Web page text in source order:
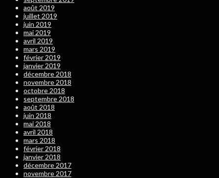
août 2019
juillet 2019
juin 2019
mai 2019
avril 2019
mars 2019
février 2019
janvier 2019
décembre 2018
novembre 2018
octobre 2018
septembre 2018
août 2018
juin 2018
mai 2018
avril 2018
mars 2018
février 2018
janvier 2018
décembre 2017
novembre 2017